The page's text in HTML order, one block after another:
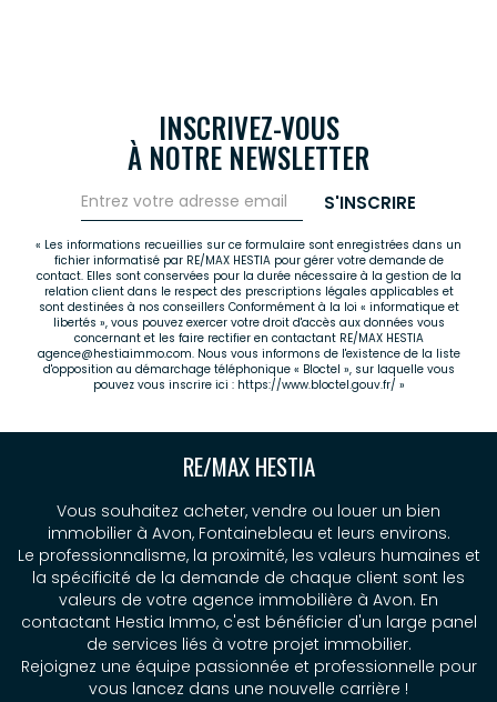
INSCRIVEZ-VOUS
À NOTRE NEWSLETTER
S'INSCRIRE
« Les informations recueillies sur ce formulaire sont enregistrées dans un
fichier informatisé par RE/MAX HESTIA pour gérer votre demande de
contact. Elles sont conservées pour la durée nécessaire à la gestion de la
relation client dans le respect des prescriptions légales applicables et
sont destinées à nos conseillers Conformément à la loi « informatique et
libertés », vous pouvez exercer votre droit d'accès aux données vous
concernant et les faire rectifier en contactant RE/MAX HESTIA
agence@hestiaimmo.com. Nous vous informons de l'existence de la liste
d'opposition au démarchage téléphonique « Bloctel », sur laquelle vous
pouvez vous inscrire ici : https://www.bloctel.gouv.fr/ »
RE/MAX HESTIA
Vous souhaitez acheter, vendre ou louer un bien
immobilier à Avon, Fontainebleau et leurs environs.
Le professionnalisme, la proximité, les valeurs humaines et
la spécificité de la demande de chaque client sont les
valeurs de votre agence immobilière à Avon. En
contactant Hestia Immo, c'est bénéficier d'un large panel
de services liés à votre projet immobilier.
Rejoignez une équipe passionnée et professionnelle pour
vous lancez dans une nouvelle carrière !